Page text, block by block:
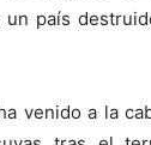
un país
venido a la